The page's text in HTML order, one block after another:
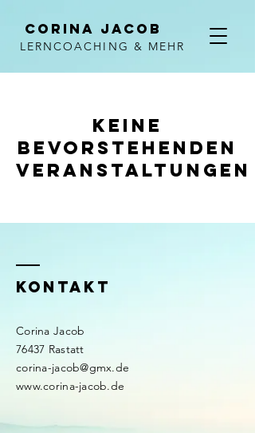
Corina Jacob
LERNCOACHING & MEHR
Keine
bevorstehenden
Veranstaltungen
KONTAKT
Corina Jacob
76437 Rastatt​
corina-jacob@gmx.de
www.corina-jacob.de